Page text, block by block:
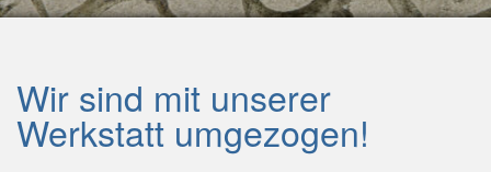
Wir sind mit unserer
Werkstatt umgezogen!